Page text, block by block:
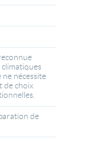
ne nécessite
de choix
de